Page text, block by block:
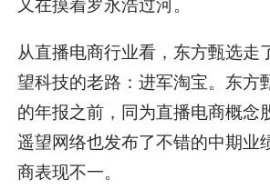
又在摸着罗永浩过河。
从直播电商行业看，东方甄选走
望科技的老路：进军淘宝。东方
的年报之前，同为直播电商概念
遥望网络也发布了不错的中期业
商表现不一。